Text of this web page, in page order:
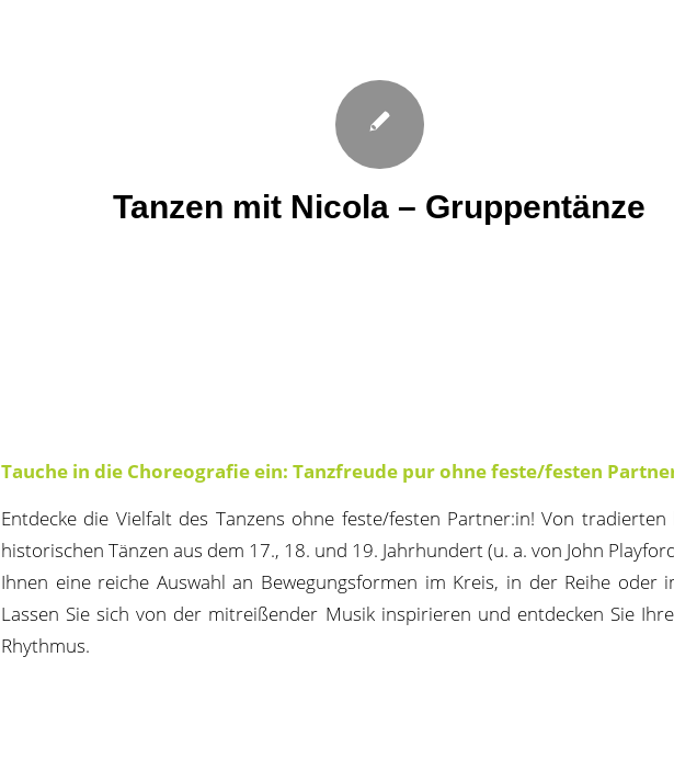
Tanzen mit Nicola – Gruppentänze
Tauche in die Choreografie ein: Tanzfreude pur ohne feste/festen
Entdecke die Vielfalt des Tanzens ohne feste/festen Partner:in! Von
historischen Tänzen aus dem 17., 18. und 19. Jahrhundert (u. a. von John
Ihnen eine reiche Auswahl an Bewegungsformen im Kreis, in der Reihe oder
Lassen Sie sich von der mitreißender Musik inspirieren und entdecken Sie
Rhythmus.